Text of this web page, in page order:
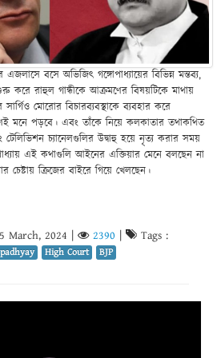
বসে অভিজিৎ গঙ্গোপাধ্যায়ের বিভিন্ন মন্তব্য,
করে রাহুল গান্ধীকে আক্রমণের বিষয়টিকে মাথায়
সার্গিও মোরোর বিচারব্যবস্থাকে ব্যবহার করে
মনে পড়বে। এবং তাঁকে নিয়ে কলকাতার তথাকথিত
টেলিভিশন চ্যানেলগুলির উদ্বাহু হয়ে নৃত্য করার সময়
এই কথাগুলি আইনের এক্তিয়ার মেনে বলছেন না
চেষ্টায় ক্রিজের বাইরে গিয়ে খেলছেন।
March, 2024 2390 Tags :
High Court BJP